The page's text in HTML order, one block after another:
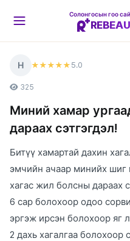
Н ★★★★★ 5.0
325
Миний хамар
дараах сэтгэгдэл!
Битүү хамартай дахин
эмчийн ачаар минийх
хагас жил болсны дараах
6 сар болохоор одоо
эргэж ирсэн болохоор яг
2 дахь хагалгаа болохоор